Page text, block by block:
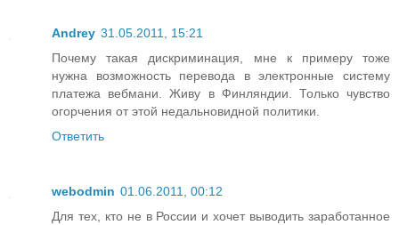
Andrey 31.05.2011, 15:21
Почему такая дискриминация, мне к примеру тоже
нужна возможность перевода в электронные систему
платежа вебмани. Живу в Финляндии. Только чувство
огорчения от этой недальновидной политики.
Ответить
webodmin 01.06.2011, 00:12
Для тех, кто не в России и хочет выводить заработанное